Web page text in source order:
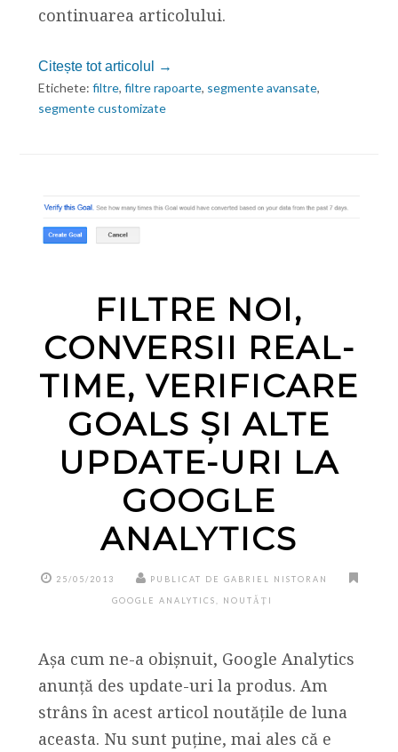
continuarea articolului.
Citește tot articolul →
Etichete: filtre, filtre rapoarte, segmente avansate,
segmente customizate
FILTRE NOI,
CONVERSII REAL-
TIME, VERIFICARE
GOALS ȘI ALTE
UPDATE-URI LA
GOOGLE
ANALYTICS
25/05/2013 PUBLICAT DE GABRIEL NISTORAN
GOOGLE ANALYTICS NOUTĂȚI
Așa cum ne-a obișnuit, Google Analytics
anunță des update-uri la produs. Am
strâns în acest articol noutățile de luna
aceasta. Nu sunt puține, mai ales că e